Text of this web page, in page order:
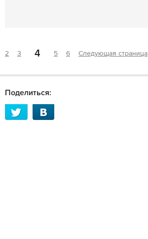
2 3 4 5 6 Следующая страница
Поделиться: